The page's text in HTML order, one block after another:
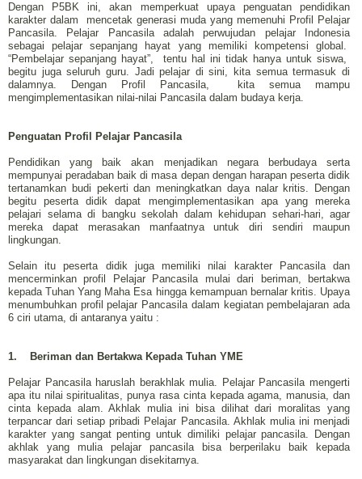
Dengan P5BK ini, akan memperkuat upaya penguatan pendidikan
karakter dalam
mencetak generasi muda yang memenuhi Profil Pelajar
Pancasila. Pelajar Pancasila adalah perwujudan pelajar Indonesia
sebagai pelajar sepanjang hayat yang memiliki kompetensi global.
“Pembelajar sepanjang hayat”,
tentu hal ini tidak hanya untuk siswa,
begitu juga seluruh guru. Jadi pelajar di sini, kita semua termasuk di
dalamnya. Dengan Profil Pancasila,
kita semua mampu
mengimplementasikan nilai-nilai Pancasila dalam budaya kerja.
Penguatan Profil Pelajar Pancasila
Pendidikan yang baik akan menjadikan negara berbudaya serta
mempunyai peradaban baik di masa depan dengan harapan peserta didik
tertanamkan budi pekerti dan meningkatkan daya nalar kritis. Dengan
begitu peserta didik dapat mengimplementasikan apa yang mereka
pelajari selama di bangku sekolah dalam kehidupan sehari-hari, agar
mereka dapat merasakan manfaatnya untuk diri sendiri maupun
lingkungan.
Selain itu peserta didik juga memiliki nilai karakter Pancasila dan
mencerminkan profil Pelajar Pancasila mulai dari beriman, bertakwa
kepada Tuhan Yang Maha Esa hingga kemampuan bernalar kritis. Upaya
menumbuhkan profil pelajar Pancasila dalam kegiatan pembelajaran ada
6 ciri utama, di antaranya yaitu :
1. Beriman dan Bertakwa Kepada Tuhan YME
Pelajar Pancasila haruslah berakhlak mulia. Pelajar Pancasila mengerti
apa itu nilai spiritualitas, punya rasa cinta kepada agama, manusia, dan
cinta kepada alam. Akhlak mulia ini bisa dilihat dari moralitas yang
terpancar dari setiap pribadi Pelajar Pancasila. Akhlak mulia ini menjadi
karakter yang sangat penting untuk dimiliki pelajar pancasila. Dengan
akhlak yang mulia pelajar pancasila bisa berperilaku baik kepada
masyarakat dan lingkungan disekitarnya.